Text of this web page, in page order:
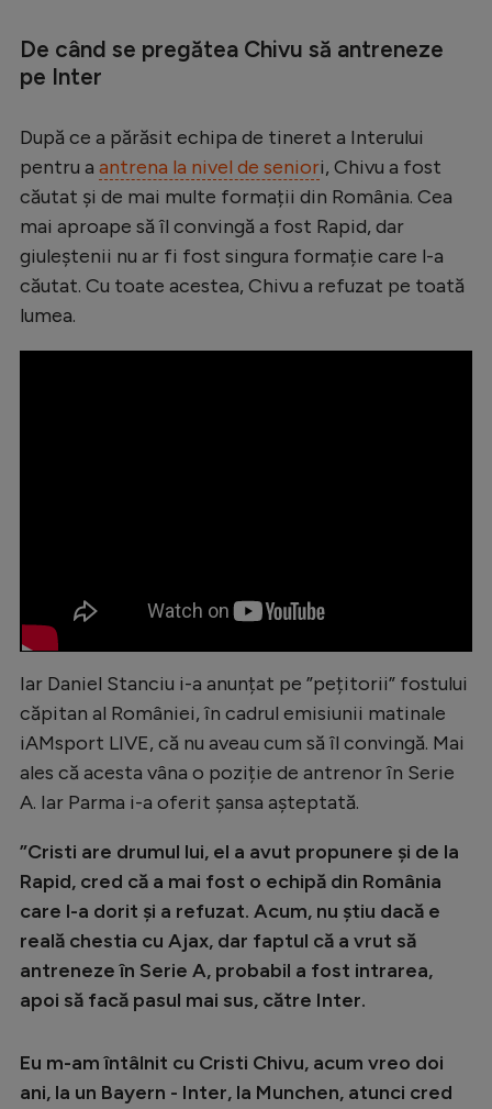
Tenis
Handbal
Natație
Formula 1
Auto
Creează cont
De când se pregătea Chivu să antreneze
pe Inter
După ce a părăsit echipa de tineret a Interului
pentru a antrena la nivel de seniori, Chivu a fost
căutat și de mai multe formații din România. Cea
mai aproape să îl convingă a fost Rapid, dar
giuleștenii nu ar fi fost singura formație care l-a
căutat. Cu toate acestea, Chivu a refuzat pe toată
lumea.
Iar Daniel Stanciu i-a anunțat pe ”pețitorii” fostului
căpitan al României, în cadrul emisiunii matinale
iAMsport LIVE, că nu aveau cum să îl convingă. Mai
ales că acesta vâna o poziție de antrenor în Serie
A. Iar Parma i-a oferit șansa așteptată.
”Cristi are drumul lui, el a avut propunere și de la
Rapid, cred că a mai fost o echipă din România
care l-a dorit și a refuzat. Acum, nu știu dacă e
reală chestia cu Ajax, dar faptul că a vrut să
antreneze în Serie A, probabil a fost intrarea,
apoi să facă pasul mai sus, către Inter.
Eu m-am întâlnit cu Cristi Chivu, acum vreo doi
ani, la un Bayern - Inter, la Munchen, atunci cred